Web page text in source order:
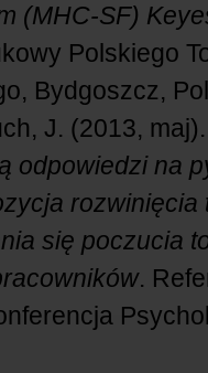
(MHC-SF)
Polskiego
Bydgoszcz,
J. (2013,
odpowiedzi na
rozwinięcia
się poczucia
.